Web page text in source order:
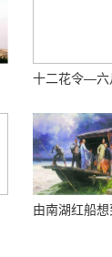
十二花令—六
由南湖红船想